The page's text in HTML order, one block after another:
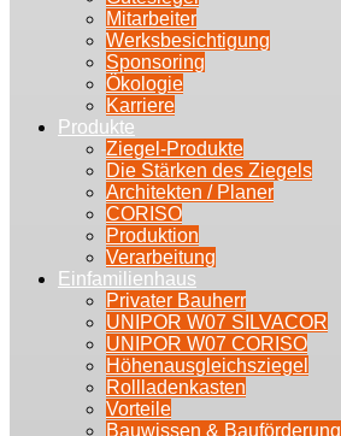
Mitarbeiter
Werksbesichtigung
Sponsoring
Ökologie
Karriere
Produkte
Ziegel-Produkte
Die Stärken des Ziegels
Architekten / Planer
CORISO
Produktion
Verarbeitung
Einfamilienhaus
Privater Bauherr
UNIPOR W07 SILVACOR
UNIPOR W07 CORISO
Höhenausgleichsziegel
Rollladenkasten
Vorteile
Bauwissen & Bauförderung